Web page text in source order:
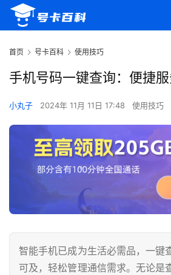
首页 号卡百科 使用技巧
手机号码一键查询：便捷
小丸子 2024年 11月 11日 17:48 使用技巧
智能手机已成为生活必需品，一键
可及，轻松管理通信需求。无论是